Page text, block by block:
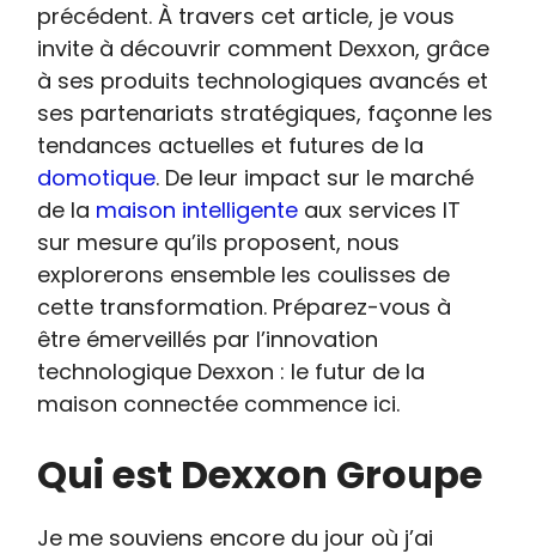
précédent. À travers cet article, je vous
invite à découvrir comment Dexxon, grâce
à ses produits technologiques avancés et
ses partenariats stratégiques, façonne les
tendances actuelles et futures de la
domotique. De leur impact sur le marché
de la maison intelligente aux services IT
sur mesure qu’ils proposent, nous
explorerons ensemble les coulisses de
cette transformation. Préparez-vous à
être émerveillés par l’innovation
technologique Dexxon : le futur de la
maison connectée commence ici.
Qui est Dexxon Groupe
Je me souviens encore du jour où j’ai